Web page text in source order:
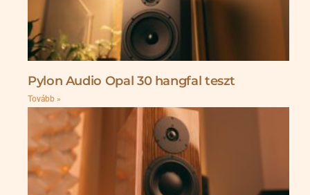
Pylon Audio Opal 30 hangfal teszt
Tovább »